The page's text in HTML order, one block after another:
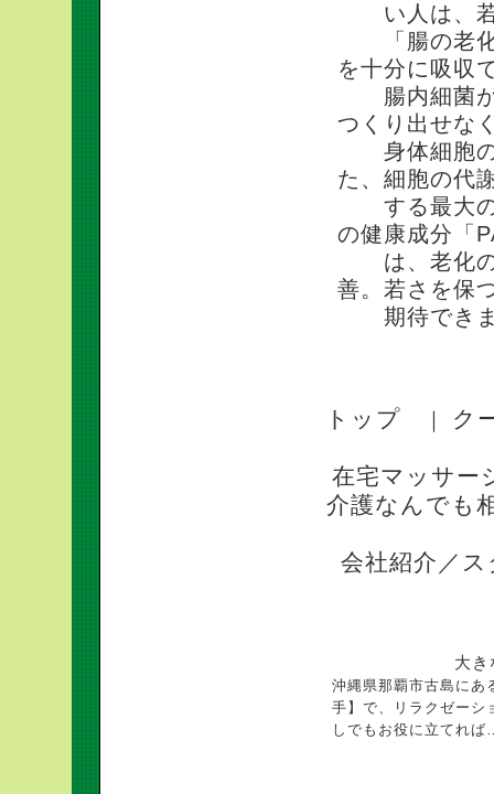
い人は、若
「腸の老化
を十分に吸収
腸内細菌が
つくり出せな
身体細胞の
た、細胞の代
する最大の
の健康成分「
は、老化の
善。若さを保
期待でき
トップ ｜ ク
在宅マッサー
介護なんでも
会社紹介／
大
沖縄県那覇市古島にあ
手】で、リラクゼーシ
しでもお役に立てれ